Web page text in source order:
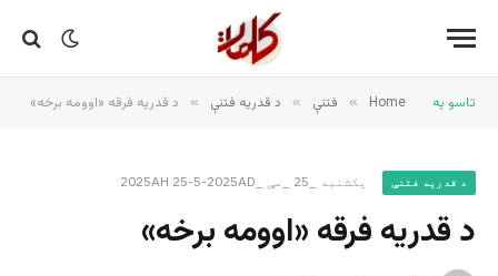
تاسو په Home
» فتنې » د قدریه فتنې » د قدریه فرقه «اوومه برخه»
د قدریه فتنې یکشنبه _25 _مې _2025AH 25-5-2025AD
د قدریه فرقه «اوومه برخه»